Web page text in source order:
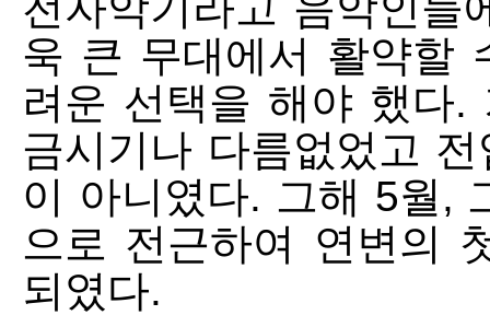
욱 큰 무대에서 활약할
려운 선택을 해야 했다.
금시기나 다름없었고
이 아니였다. 그해 5월,
으로 전근하여 연변의
되였다.